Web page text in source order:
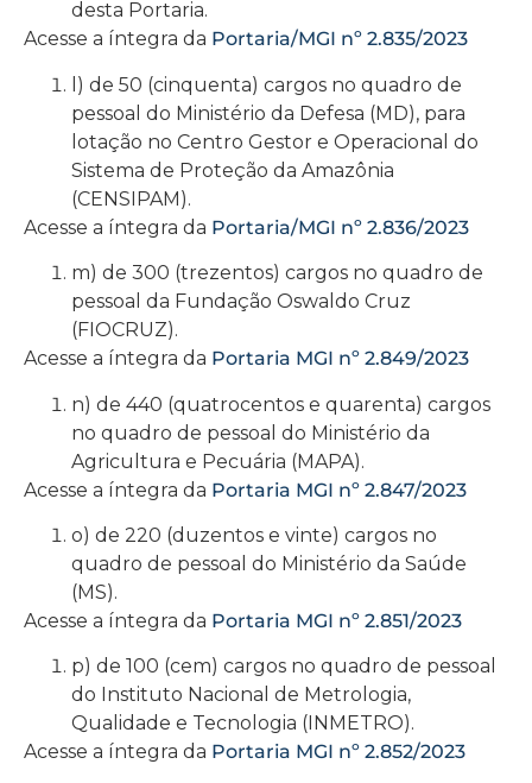
desta Portaria.
Acesse a íntegra da Portaria/MGI nº 2.835/2023
l) de 50 (cinquenta) cargos no quadro de
pessoal do Ministério da Defesa (MD), para
lotação no Centro Gestor e Operacional do
Sistema de Proteção da Amazônia
(CENSIPAM).
Acesse a íntegra da Portaria/MGI nº 2.836/2023
m) de 300 (trezentos) cargos no quadro de
pessoal da Fundação Oswaldo Cruz
(FIOCRUZ).
Acesse a íntegra da Portaria MGI nº 2.849/2023
n) de 440 (quatrocentos e quarenta) cargos
no quadro de pessoal do Ministério da
Agricultura e Pecuária (MAPA).
Acesse a íntegra da Portaria MGI nº 2.847/2023
o) de 220 (duzentos e vinte) cargos no
quadro de pessoal do Ministério da Saúde
(MS).
Acesse a íntegra da Portaria MGI nº 2.851/2023
p) de 100 (cem) cargos no quadro de pessoal
do Instituto Nacional de Metrologia,
Qualidade e Tecnologia (INMETRO).
Acesse a íntegra da Portaria MGI nº 2.852/2023